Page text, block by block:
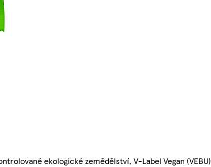
ekologické zemědělství, V-Label Vegan (VEBU)